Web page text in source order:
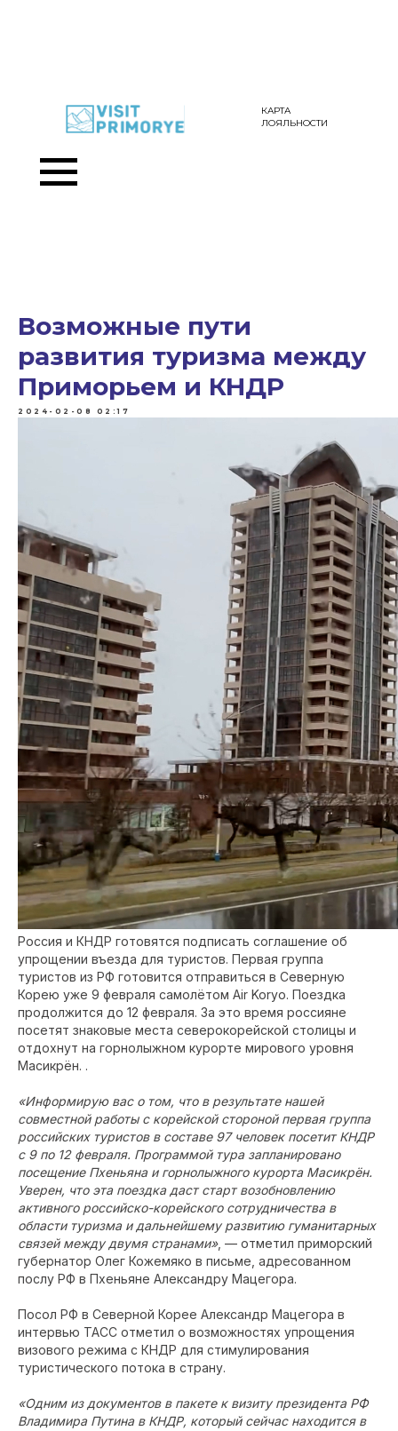
КАРТА
ЛОЯЛЬНОСТИ
Возможные пути
развития туризма между
Приморьем и КНДР
2024-02-08 02:17
Россия и КНДР готовятся подписать соглашение об
упрощении въезда для туристов. Первая группа
туристов из РФ готовится отправиться в Северную
Корею уже 9 февраля самолётом Air Koryo. Поездка
продолжится до 12 февраля. За это время россияне
посетят знаковые места северокорейской столицы и
отдохнут на горнолыжном курорте мирового уровня
Масикрён. .
«Информирую вас о том, что в результате нашей
совместной работы с корейской стороной первая группа
российских туристов в составе 97 человек посетит КНДР
с 9 по 12 февраля. Программой тура запланировано
посещение Пхеньяна и горнолыжного курорта Масикрён.
Уверен, что эта поездка даст старт возобновлению
активного российско-корейского сотрудничества в
области туризма и дальнейшему развитию гуманитарных
связей между двумя странами», — отметил приморский
губернатор Олег Кожемяко в письме, адресованном
послу РФ в Пхеньяне Александру Мацегора.
Посол РФ в Северной Корее Александр Мацегора в
интервью ТАСС отметил о возможностях упрощения
визового режима с КНДР для стимулирования
туристического потока в страну.
«Одним из документов в пакете к визиту президента РФ
Владимира Путина в КНДР, который сейчас находится в